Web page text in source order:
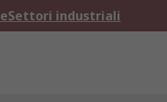
Settori industriali